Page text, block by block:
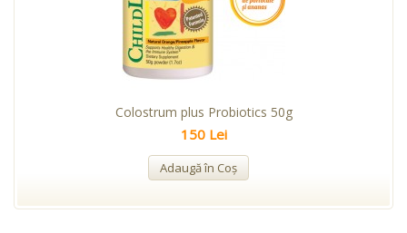
Colostrum plus Probiotics 50g
150 Lei
Adaugă în Coş